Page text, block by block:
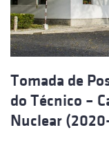
Tomada de
do Técnico –
Nuclear